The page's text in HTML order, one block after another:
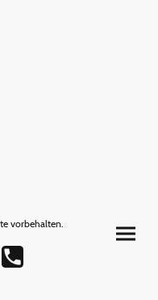
vorbehalten.